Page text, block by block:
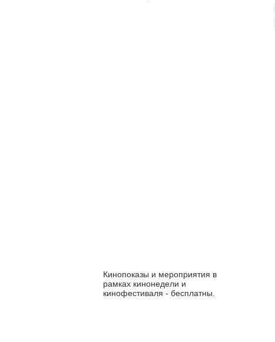
Кинопоказы и мероприятия в
рамках кинонедели и
кинофестиваля - бесплатны.